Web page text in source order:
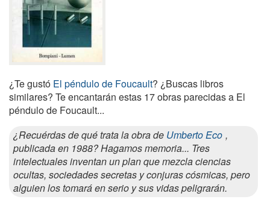
¿Te gustó El péndulo de Foucault? ¿Buscas libros
similares? Te encantarán estas 17 obras parecidas a El
péndulo de Foucault...
¿Recuérdas de qué trata la obra de Umberto Eco ,
publicada en 1988? Hagamos memoria... Tres
intelectuales inventan un plan que mezcla ciencias
ocultas, sociedades secretas y conjuras cósmicas, pero
alguien los tomará en serio y sus vidas peligrarán.